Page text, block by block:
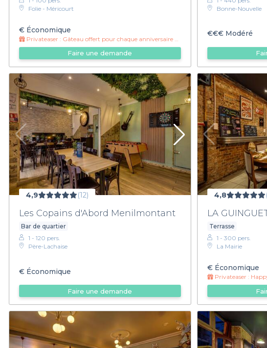
Folie - Méricourt
€ Économique
Privateaser : Gâteau offert pour chaque anniversaire avec 20pers ou plus
Faire une demande
Bonne-Nouvelle
€€€Modéré
4,9 (12)
Les Copains d'Abord Menilmontant
Bar de quartier
1 - 120 pers.
Père-Lachaise
€ Économique
Faire une demande
4,8
LA
Terrasse
1 - 300 pers.
La Mairie
€Économique
Privateaser :